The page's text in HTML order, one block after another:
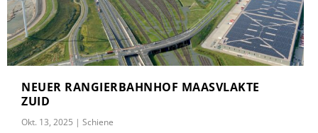
NEUER RANGIERBAHNHOF MAASVLAKTE
ZUID
Okt. 13, 2025 |Schiene